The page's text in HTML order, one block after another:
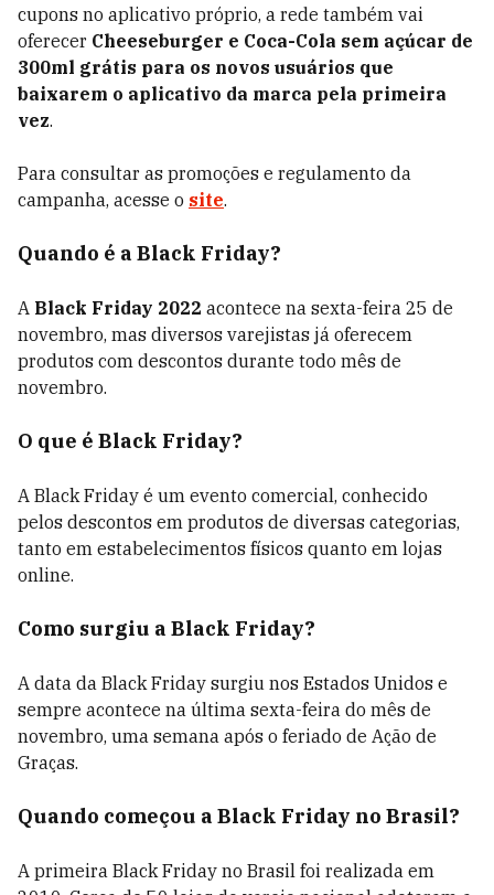
cupons no aplicativo próprio, a rede também vai
oferecer Cheeseburger e Coca-Cola sem açúcar de
300ml grátis para os novos usuários que
baixarem o aplicativo da marca pela primeira
vez.
Para consultar as promoções e regulamento da
campanha, acesse o site.
Quando é a Black Friday?
A Black Friday 2022 acontece na sexta-feira 25 de
novembro, mas diversos varejistas já oferecem
produtos com descontos durante todo mês de
novembro.
O que é Black Friday?
A Black Friday é um evento comercial, conhecido
pelos descontos em produtos de diversas categorias,
tanto em estabelecimentos físicos quanto em lojas
online.
Como surgiu a Black Friday?
A data da Black Friday surgiu nos Estados Unidos e
sempre acontece na última sexta-feira do mês de
novembro, uma semana após o feriado de Ação de
Graças.
Quando começou a Black Friday no Brasil?
A primeira Black Friday no Brasil foi realizada em